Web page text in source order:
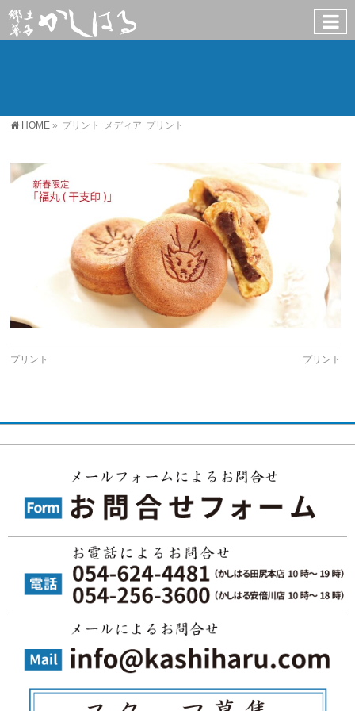
HOME » プリント メディア プリント
プリント プリント